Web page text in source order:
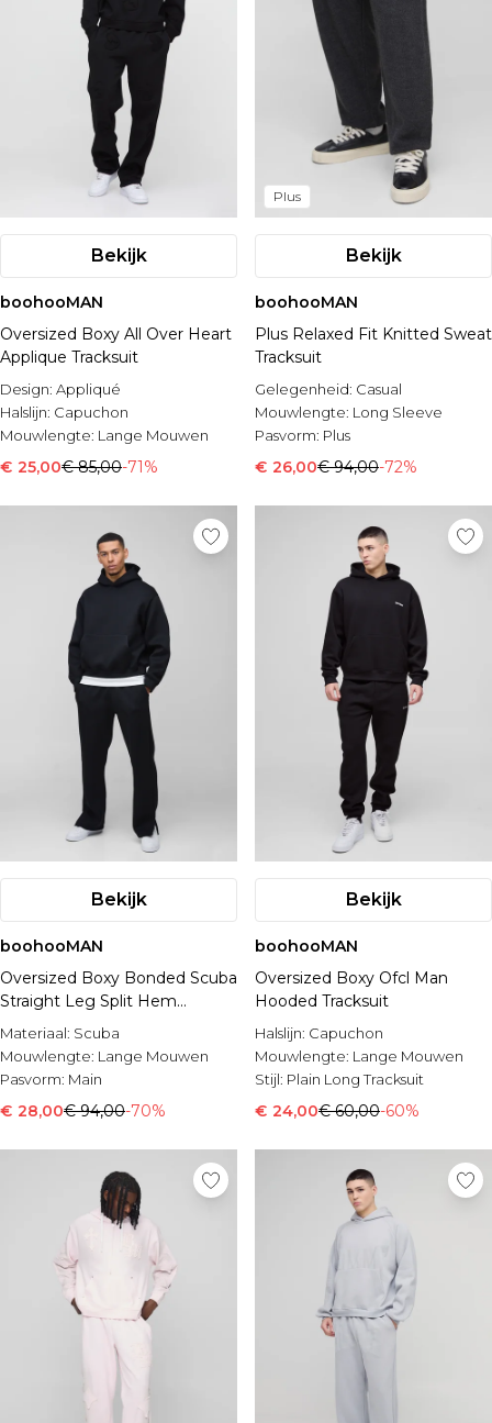
Bekijk
boohooMAN
Oversized Boxy All Over Heart
Applique Tracksuit
Design: Appliqué
Halslijn: Capuchon
Mouwlengte: Lange Mouwen
€ 25,00€ 85,00-71%
Plus
Bekijk
boohooMAN
Plus Relaxed Fit Knitted Sweat
Tracksuit
Gelegenheid: Casual
Mouwlengte: Long Sleeve
Pasvorm: Plus
€ 26,00€ 94,00-72%
Bekijk
boohooMAN
Oversized Boxy Bonded Scuba
Straight Leg Split Hem
Tracksuit
Materiaal: Scuba
Mouwlengte: Lange Mouwen
Pasvorm: Main
€ 28,00€ 94,00-70%
Bekijk
boohooMAN
Oversized Boxy Ofcl Man
Hooded Tracksuit
Halslijn: Capuchon
Mouwlengte: Lange Mouwen
Stijl: Plain Long Tracksuit
€ 24,00€ 60,00-60%